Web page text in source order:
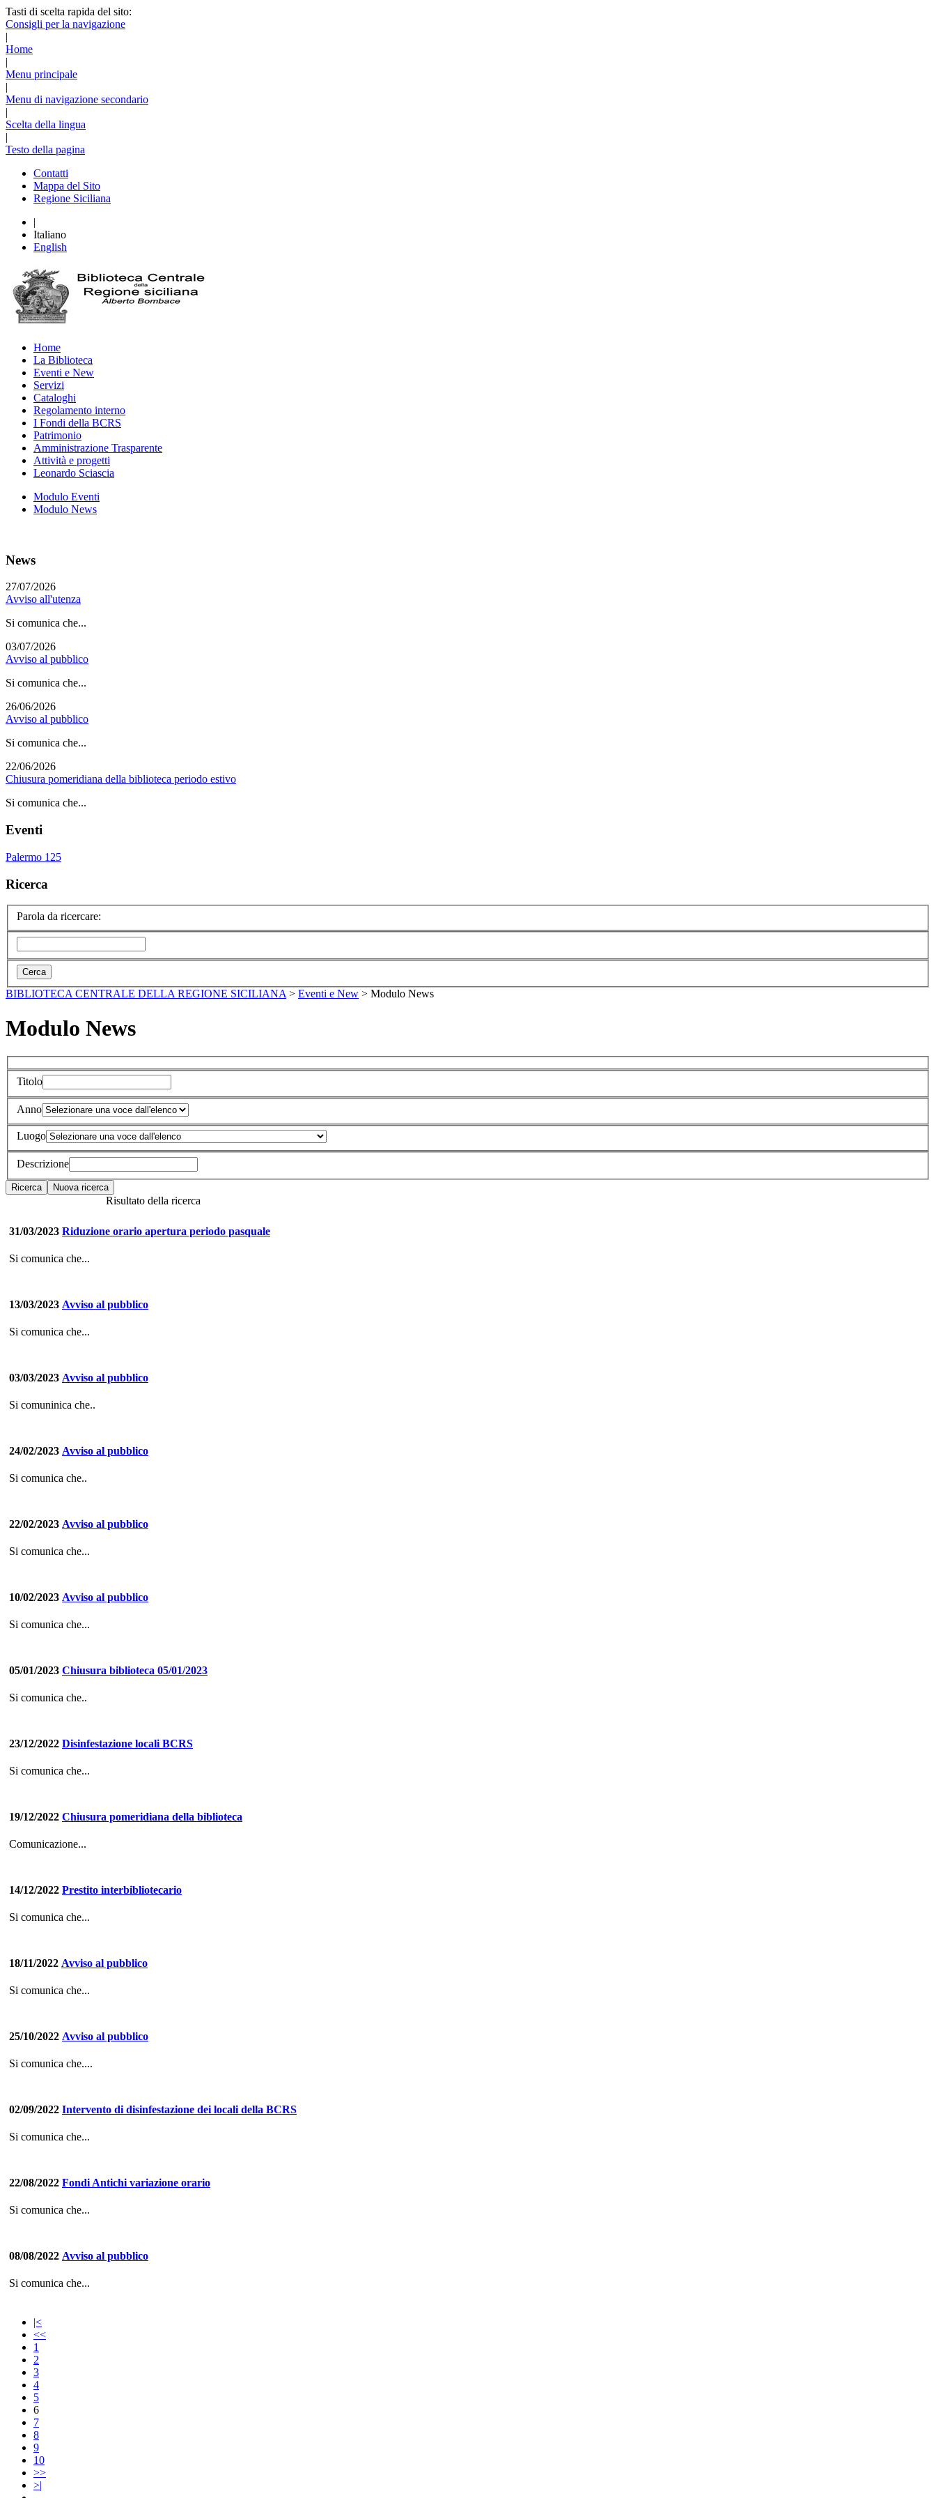
Tasti di scelta rapida del sito:
Consigli per la navigazione
|
Home
|
Menu principale
|
Menu di navigazione secondario
|
Scelta della lingua
|
Testo della pagina
Contatti
Mappa del Sito
Regione Siciliana
|
Italiano
English
Home
La Biblioteca
Eventi e New
Servizi
Cataloghi
Regolamento interno
I Fondi della BCRS
Patrimonio
Amministrazione Trasparente
Attività e progetti
Leonardo Sciascia
Modulo Eventi
Modulo News
News
27/07/2026
Avviso all'utenza
Si comunica che...
03/07/2026
Avviso al pubblico
Si comunica che...
26/06/2026
Avviso al pubblico
Si comunica che...
22/06/2026
Chiusura pomeridiana della biblioteca periodo estivo
Si comunica che...
Eventi
Palermo 125
Ricerca
Parola da ricercare:
BIBLIOTECA CENTRALE DELLA REGIONE SICILIANA > Eventi e New > Modulo News
Modulo News
Titolo
Anno
Luogo
Descrizione
Risultato della ricerca
31/03/2023 Riduzione orario apertura periodo pasquale
Si comunica che...
13/03/2023 Avviso al pubblico
Si comunica che...
03/03/2023 Avviso al pubblico
Si comuninica che..
24/02/2023 Avviso al pubblico
Si comunica che..
22/02/2023 Avviso al pubblico
Si comunica che...
10/02/2023 Avviso al pubblico
Si comunica che...
05/01/2023 Chiusura biblioteca 05/01/2023
Si comunica che..
23/12/2022 Disinfestazione locali BCRS
Si comunica che...
19/12/2022 Chiusura pomeridiana della biblioteca
Comunicazione...
14/12/2022 Prestito interbibliotecario
Si comunica che...
18/11/2022 Avviso al pubblico
Si comunica che...
25/10/2022 Avviso al pubblico
Si comunica che....
02/09/2022 Intervento di disinfestazione dei locali della BCRS
Si comunica che...
22/08/2022 Fondi Antichi variazione orario
Si comunica che...
08/08/2022 Avviso al pubblico
Si comunica che...
|<
<<
1
2
3
4
5
6
7
8
9
10
>>
>|